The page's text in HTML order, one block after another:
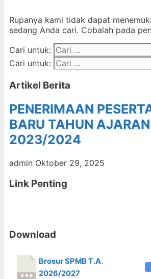
Rupanya kami tidak dapat
sedang Anda cari. Cobalah pada
Cari untuk:
Cari untuk:
Artikel Berita
PENERIMAAN
BARU TAHUN AJARAN
2023/2024
admin Oktober 29, 2025
Link Penting
Download
Brosur SPMB T.A.
2026/2027